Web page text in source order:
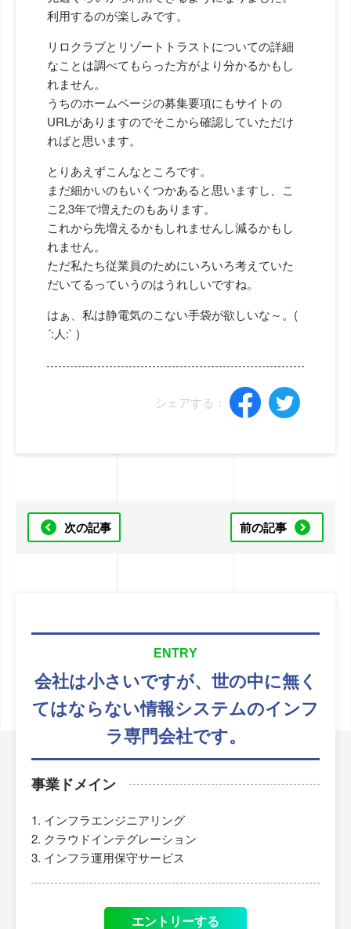
利用するのが楽しみです。
リロクラブとリゾートトラストについての詳細
なことは調べてもらった方がより分かるかもし
れません。
うちのホームページの募集要項にもサイトの
URLがありますのでそこから確認していただけ
ればと思います。
とりあえずこんなところです。
まだ細かいのもいくつかあると思いますし、こ
こ2,3年で増えたのもあります。
これから先増えるかもしれませんし減るかもし
れません。
ただ私たち従業員のためにいろいろ考えていた
だいてるっていうのはうれしいですね。
はぁ、私は静電気のこない手袋が欲しいな～。(
´:人:` )
シェアする：
次の記事 前の記事
ENTRY
会社は小さいですが、 世の中に無く
てはならない情報システムのインフ
ラ専門会社です。
事業ドメイン
インフラエンジニアリング
クラウドインテグレーション
インフラ運用保守サービス
エントリーする